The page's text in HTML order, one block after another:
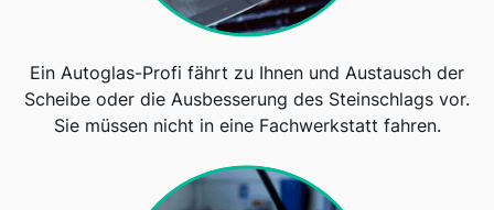
Ein Autoglas-Profi fährt zu Ihnen und Austausch der
Scheibe oder die Ausbesserung des Steinschlags vor.
Sie müssen nicht in eine Fachwerkstatt fahren.